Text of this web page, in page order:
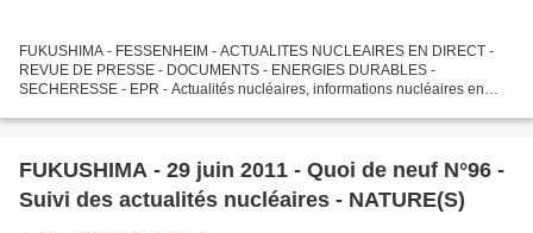
FUKUSHIMA - FESSENHEIM - ACTUALITES NUCLEAIRES EN DIRECT -
REVUE DE PRESSE - DOCUMENTS - ENERGIES DURABLES -
SECHERESSE - EPR - Actualités nucléaires, informations nucléaires en
Fukushima",...
FUKUSHIMA - 29 juin 2011 - Quoi de neuf N°96 -
Suivi des actualités nucléaires - NATURE(S)